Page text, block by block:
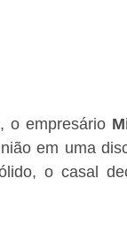
o empresário
em uma
o casal